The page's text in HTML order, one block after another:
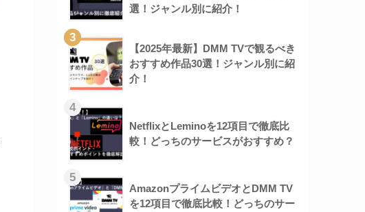
選！ジャンル別に紹介！
3
【2025年最新】DMM TVで観るべき
おすすめ作品30選！ジャンル別に紹
介！
4
NetflixとLeminoを12項目で徹底比
較！どっちのサービスがおすすめ？
5
AmazonプライムビデオとDMM TV
を12項目で徹底比較！どっちのサー